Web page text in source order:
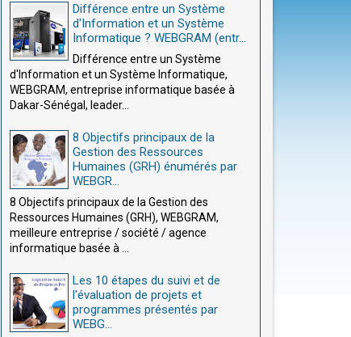
Différence entre un Système
d'Information et un Système
Informatique ? WEBGRAM (entr...
Différence entre un Système
d'Information et un Système Informatique,
WEBGRAM, entreprise informatique basée à
Dakar-Sénégal, leader...
8 Objectifs principaux de la
Gestion des Ressources
Humaines (GRH) énumérés par
WEBGR...
8 Objectifs principaux de la Gestion des
Ressources Humaines (GRH), WEBGRAM,
meilleure entreprise / société / agence
informatique basée à ...
Les 10 étapes du suivi et de
l'évaluation de projets et
programmes présentés par
WEBG...